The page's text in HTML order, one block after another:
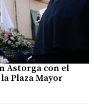
Astorga con el
Plaza Mayor